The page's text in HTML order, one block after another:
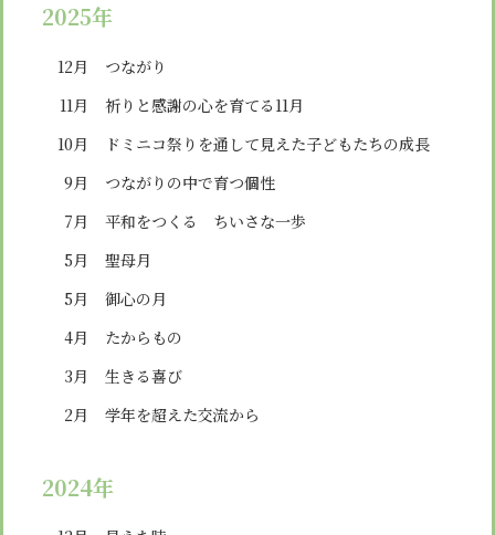
2025年
12月
つながり
11月
祈りと感謝の心を育てる11月
10月
ドミニコ祭りを通して見えた子どもたちの成長
9月
つながりの中で育つ個性
7月
平和をつくる ちいさな一歩
5月
聖母月
5月
御心の月
4月
たからもの
3月
生きる喜び
2月
学年を超えた交流から
2024年